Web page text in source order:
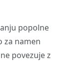
popolne
za namen
povezuje z